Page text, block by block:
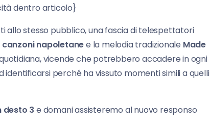
dentro articolo}
stesso pubblico, una fascia di telespettatori
canzoni napoletanee la melodia tradizionale Made
vicende che potrebbero accadere in ogni
perché ha vissuto momenti simili a quelli
desto 3 e domani assisteremo al nuovo responso